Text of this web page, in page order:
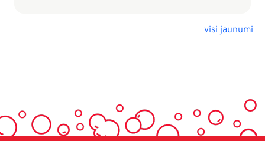
visi jaunumi